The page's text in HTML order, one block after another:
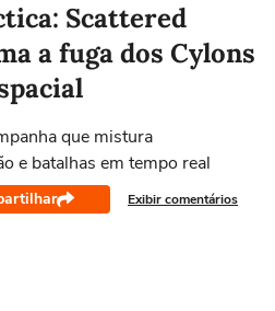
Scattered
a fuga dos Cylons
que mistura
e batalhas em tempo real
Exibir comentários